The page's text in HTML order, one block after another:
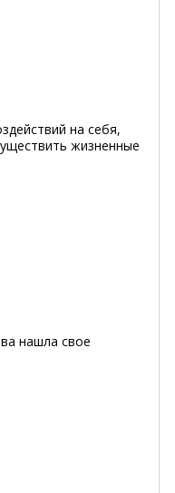
на себя,
жизненные
нашла свое